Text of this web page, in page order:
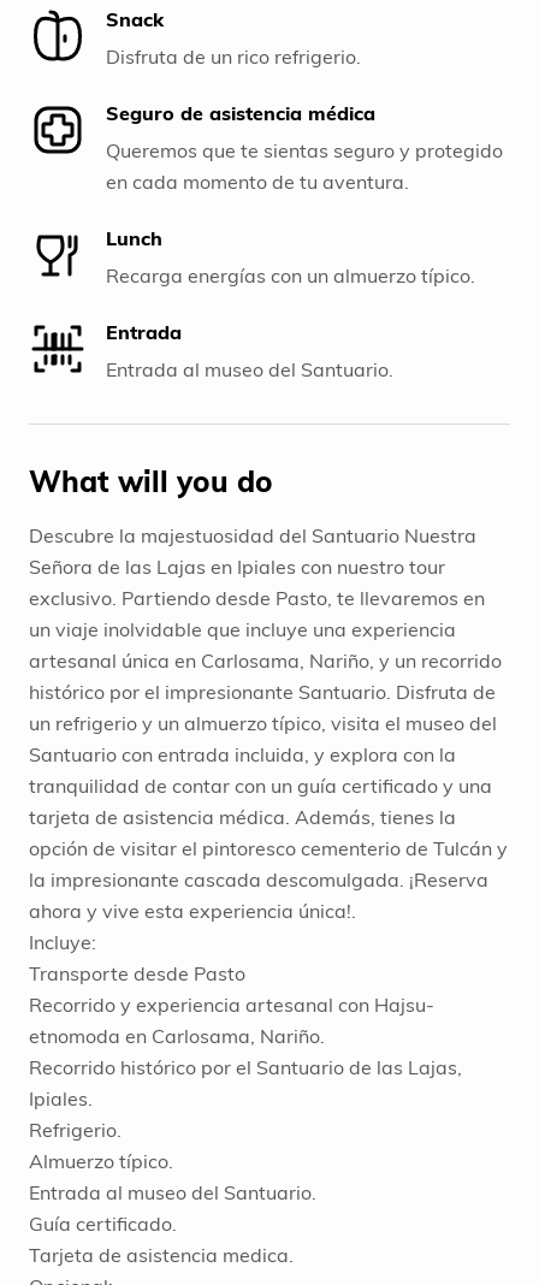
Snack
Disfruta de un rico refrigerio.
Seguro de asistencia médica
Queremos que te sientas seguro y protegido
en cada momento de tu aventura.
Lunch
Recarga energías con un almuerzo típico.
Entrada
Entrada al museo del Santuario.
What will you do
Descubre la majestuosidad del Santuario Nuestra
Señora de las Lajas en Ipiales con nuestro tour
exclusivo. Partiendo desde Pasto, te llevaremos en
un viaje inolvidable que incluye una experiencia
artesanal única en Carlosama, Nariño, y un recorrido
histórico por el impresionante Santuario. Disfruta de
un refrigerio y un almuerzo típico, visita el museo del
Santuario con entrada incluida, y explora con la
tranquilidad de contar con un guía certificado y una
tarjeta de asistencia médica. Además, tienes la
opción de visitar el pintoresco cementerio de Tulcán y
la impresionante cascada descomulgada. ¡Reserva
ahora y vive esta experiencia única!.
Incluye:
Transporte desde Pasto
Recorrido y experiencia artesanal con Hajsu-
etnomoda en Carlosama, Nariño.
Recorrido histórico por el Santuario de las Lajas,
Ipiales.
Refrigerio.
Almuerzo típico.
Entrada al museo del Santuario.
Guía certificado.
Tarjeta de asistencia medica.